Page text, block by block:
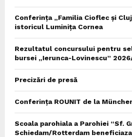
Conferința „Familia Cioflec și
istoricul Luminița Cornea
Rezultatul concursului pentru
bursei „Ierunca-Lovinescu”
Precizări de presă
Conferința ROUNIT de la
Scoala parohiala a Parohiei “Sf.
Schiedam/Rotterdam